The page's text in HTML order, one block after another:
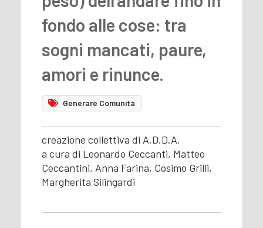
fondo alle cose: tra
sogni mancati, paure,
amori e rinunce.
Generare Comunità
creazione collettiva di A.D.D.A.
a cura di Leonardo Ceccanti, Matteo
Ceccantini, Anna Farina, Cosimo Grilli,
Margherita Silingardi